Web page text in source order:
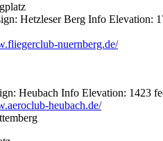
Hetzleser Berg Info Elevation:
nuernberg.de/
Heubach Info Elevation: 1423
heubach.de/